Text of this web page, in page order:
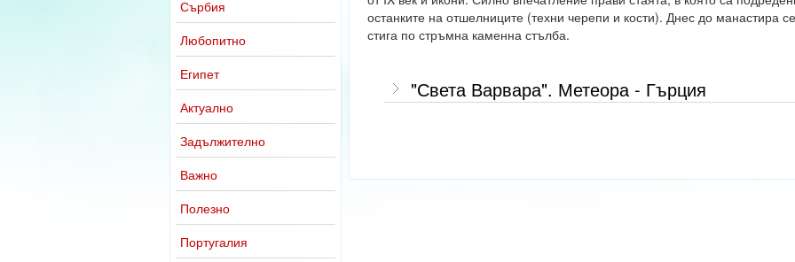
Сърбия
Любопитно
Египет
Актуално
Задължително
Важно
Полезно
Португалия
останките на отшелниците (техни черепи и кости). Днес до манастира се
стига по стръмна каменна стълба.
"Света Варвара". Метеора - Гърция